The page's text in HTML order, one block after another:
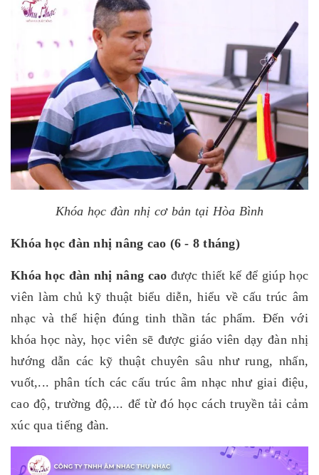
Khóa học đàn nhị cơ bản tại Hòa Bình
Khóa học đàn nhị nâng cao (6 - 8 tháng)
Khóa học đàn nhị nâng cao được thiết kế để giúp học
viên làm chủ kỹ thuật biểu diễn, hiểu về cấu trúc âm
nhạc và thể hiện đúng tinh thần tác phẩm. Đến với
khóa học này, học viên sẽ được giáo viên dạy đàn nhị
hướng dẫn các kỹ thuật chuyên sâu như rung, nhấn,
vuốt,... phân tích các cấu trúc âm nhạc như giai điệu,
cao độ, trường độ,... để từ đó học cách truyền tải cảm
xúc qua tiếng đàn.